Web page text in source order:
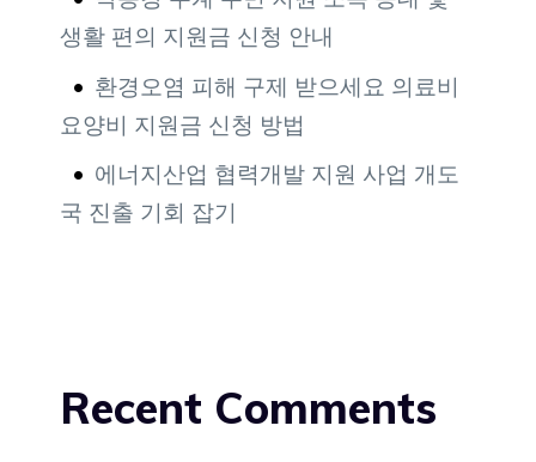
생활 편의 지원금 신청 안내
환경오염 피해 구제 받으세요 의료비
요양비 지원금 신청 방법
에너지산업 협력개발 지원 사업 개도
국 진출 기회 잡기
Recent Comments